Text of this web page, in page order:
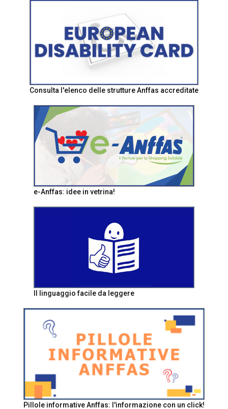
Consulta l'elenco delle strutture Anffas accreditate
e-Anffas: idee in vetrina!
Il linguaggio facile da leggere
Pillole informative Anffas: l'informazione con un click!